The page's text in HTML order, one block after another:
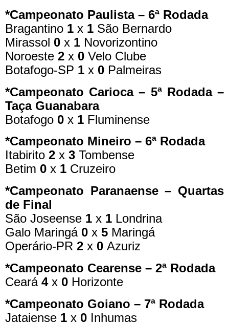
*Campeonato Paulista – 6ª Rodada
Bragantino 1 x 1 São Bernardo
Mirassol 0 x 1 Novorizontino
Noroeste 2 x 0 Velo Clube
Botafogo-SP 1 x 0 Palmeiras
*Campeonato Carioca – 5ª Rodada –
Taça Guanabara
Botafogo 0 x 1 Fluminense
*Campeonato Mineiro – 6ª Rodada
Itabirito 2 x 3 Tombense
Betim 0 x 1 Cruzeiro
*Campeonato Paranaense – Quartas
de Final
São Joseense 1 x 1 Londrina
Galo Maringá 0 x 5 Maringá
Operário-PR 2 x 0 Azuriz
*Campeonato Cearense – 2ª Rodada
Ceará 4x 0 Horizonte
*Campeonato Goiano – 7ª Rodada
Jataiense 1 x 0 Inhumas